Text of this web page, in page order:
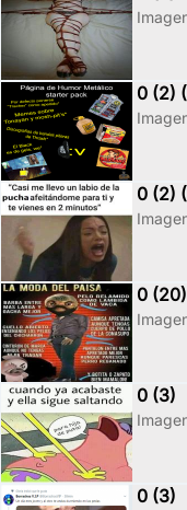
0 (2)
0 (2)
0 (20)
0 (3)
0 (3)